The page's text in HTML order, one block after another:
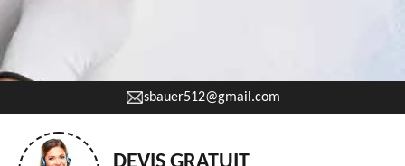
sbauer512@gmail.com